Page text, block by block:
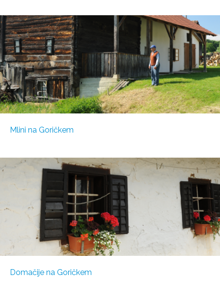
Mlini na Goričkem
Domačije na Goričkem